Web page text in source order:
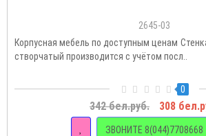
2645-03
Корпусная мебель по доступным ценам
створчатый производится с учётом посл..
0
342 бел.руб. 308
ЗВОНИТЕ 8(044)7708668